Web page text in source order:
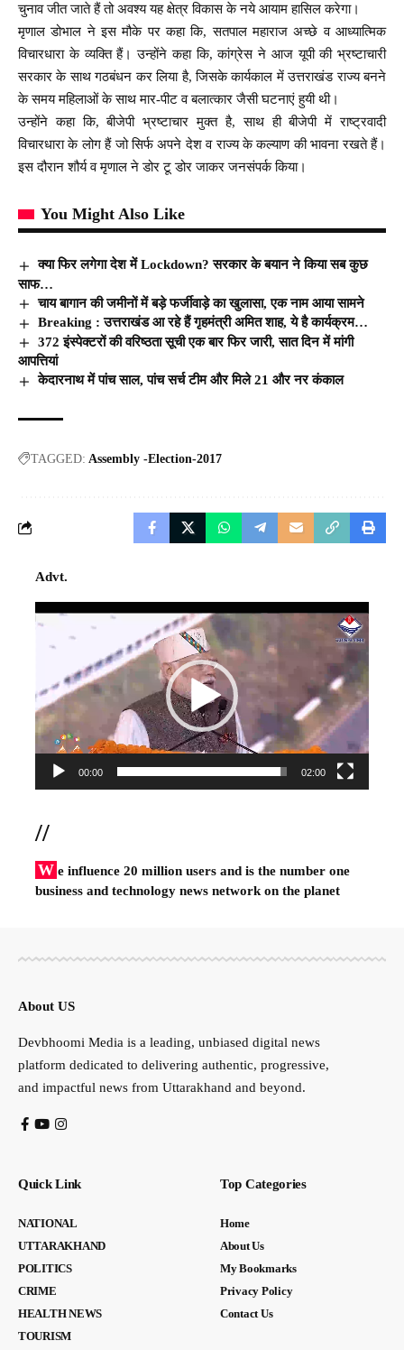
चुनाव जीत जाते हैं तो अवश्य यह क्षेत्र विकास के नये आयाम हासिल करेगा।
मृणाल डोभाल ने इस मौके पर कहा कि, सतपाल महाराज अच्छे व आध्यात्मिक
विचारधारा के व्यक्ति हैं। उन्होंने कहा कि, कांग्रेस ने आज यूपी की भ्रष्टाचारी
सरकार के साथ गठबंधन कर लिया है, जिसके कार्यकाल में उत्तराखंड राज्य बनने
के समय महिलाओं के साथ मार-पीट व बलात्कार जैसी घटनाएं हुयी थी।
उन्होंने कहा कि, बीजेपी भ्रष्टाचार मुक्त है, साथ ही बीजेपी में राष्ट्रवादी
विचारधारा के लोग हैं जो सिर्फ अपने देश व राज्य के कल्याण की भावना रखते हैं।
इस दौरान शौर्य व मृणाल ने डोर टू डोर जाकर जनसंपर्क किया।
You Might Also Like
क्या फिर लगेगा देश में Lockdown? सरकार के बयान ने किया सब कुछ
साफ…
चाय बागान की जमीनों में बड़े फर्जीवाड़े का खुलासा, एक नाम आया सामने
Breaking : उत्तराखंड आ रहे हैं गृहमंत्री अमित शाह, ये है कार्यक्रम…
372 इंस्पेक्टरों की वरिष्ठता सूची एक बार फिर जारी, सात दिन में मांगी
आपत्तियां
केदारनाथ में पांच साल, पांच सर्च टीम और मिले 21 और नर कंकाल
TAGGED: Assembly -Election-2017
Advt.
Video
00:00 02:00
//
W e influence 20 million users and is the number one
business and technology news network on the planet
About US
Devbhoomi Media is a leading, unbiased digital news
platform dedicated to delivering authentic, progressive,
and impactful news from Uttarakhand and beyond.
Quick Link
NATIONAL
UTTARAKHAND
POLITICS
CRIME
HEALTH NEWS
TOURISM
Top Categories
Home
About Us
My Bookmarks
Privacy Policy
Contact Us